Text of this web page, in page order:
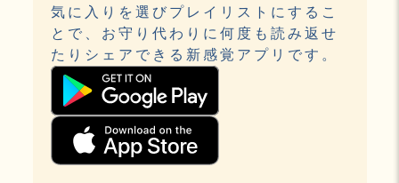
気に入りを選びプレイリストにするこ
とで、お守り代わりに何度も読み返せ
たりシェアできる新感覚アプリです。